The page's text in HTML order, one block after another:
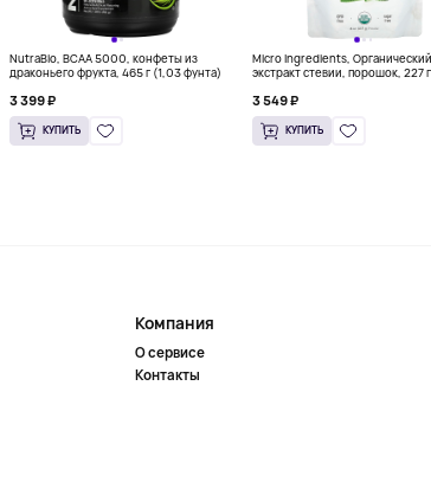
NutraBio, BCAA 5000, конфеты из
драконьего фрукта, 465 г (1,03 фунта)
3 399 ₽
КУПИТЬ
Micro Ingredients, Органический
экстракт стевии, порошок, 227
3 549 ₽
КУПИТЬ
Компания
О сервисе
Контакты